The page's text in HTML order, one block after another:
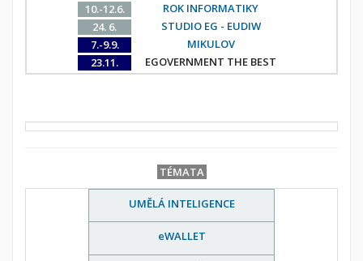
10.-12.6.
ROK INFORMATIKY
24. 6.
STUDIO EG - EUDIW
7.-9.9.
MIKULOV
23.11.
EGOVERNMENT THE BEST
TÉMATA
UMĚLÁ INTELIGENCE
eWALLET